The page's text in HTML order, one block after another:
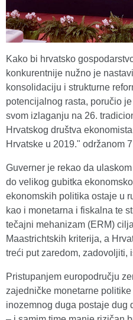
Kako bi hrvatsko
konkurentnije nužno je
konsolidaciju i strukturne
potencijalnog rasta, poručio
svom izlaganju na 26.
Hrvatskog društva
Hrvatske u 2019." održanom
Guverner je rekao da
do velikog gubitka
ekonomskih politika ostaje u
kao i monetarna i fiskalna te
tečajni mehanizam (ERM)
Maastrichtskih kriterija, a
treći put zaredom, zadovoljiti,
Pristupanjem europodručju
zajedničke monetarne
inozemnog duga postaje dug